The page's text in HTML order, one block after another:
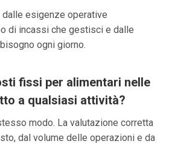
esigenze operative
di incassi che gestisci e dalle
ogni giorno.
fissi per alimentari nelle
a qualsiasi attività?
modo. La valutazione corretta
dal volume delle operazioni e da